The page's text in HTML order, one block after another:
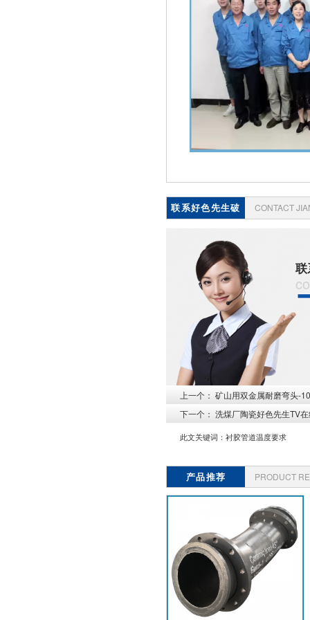
联系好色先生破
CONTACT
上一个： 矿山用双金属耐磨弯头-
下一个： 洗煤厂陶瓷好色先生TV在
此文关键词： 衬胶管道温度要求
产品推荐 PRODUCT